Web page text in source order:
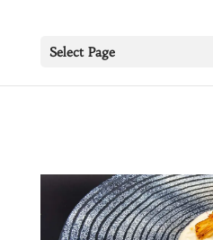
Select Page